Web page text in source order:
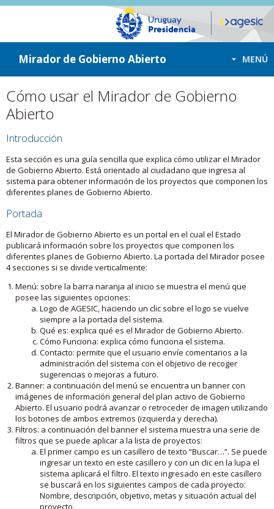
ir a contenido
ir al menú
Mirador de Gobierno Abierto MENÚ
Cómo usar el Mirador de Gobierno
Abierto
Introducción
Esta sección es una guía sencilla que explica cómo utilizar el Mirador
de Gobierno Abierto. Está orientado al ciudadano que ingresa al
sistema para obtener información de los proyectos que componen los
diferentes planes de Gobierno Abierto.
Portada
El Mirador de Gobierno Abierto es un portal en el cual el Estado
publicará información sobre los proyectos que componen los
diferentes planes de Gobierno Abierto. La portada del Mirador posee
4 secciones si se divide verticalmente:
Menú: sobre la barra naranja al inicio se muestra el menú que
posee las siguientes opciones:
Logo de AGESIC, haciendo un clic sobre el logo se vuelve
siempre a la portada del sistema.
Qué es: explica qué es el Mirador de Gobierno Abierto.
Cómo Funciona: explica cómo funciona el sistema.
Contacto: permite que el usuario envíe comentarios a la
administración del sistema con el objetivo de recoger
sugerencias o mejoras a futuro.
Banner: a continuación del menú se encuentra un banner con
imágenes de información general del plan activo de Gobierno
Abierto. El usuario podrá avanzar o retroceder de imagen utilizando
los botones de ambos extremos (izquierda y derecha).
Filtros: a continuación del banner el sistema muestra una serie de
filtros que se puede aplicar a la lista de proyectos:
El primer campo es un casillero de texto “Buscar…”. Se puede
ingresar un texto en este casillero y con un clic en la lupa el
sistema aplicará el filtro. El texto ingresado en este casillero
se buscará en los siguientes campos de cada proyecto:
Nombre, descripción, objetivo, metas y situación actual del
proyecto.